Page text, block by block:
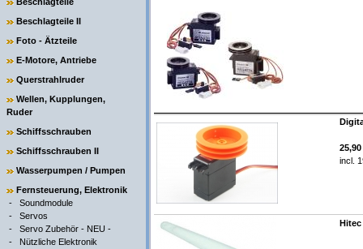
Beschlagteile II
Foto - Ätzteile
E-Motore, Antriebe
Querstrahlruder
Wellen, Kupplungen,
Ruder
Schiffsschrauben
Schiffsschrauben II
Wasserpumpen / Pumpen
Fernsteuerung, Elektronik
- Soundmodule
- Servos
- Servo Zubehör - NEU -
- Nützliche Elektronik
incl.
Hitec